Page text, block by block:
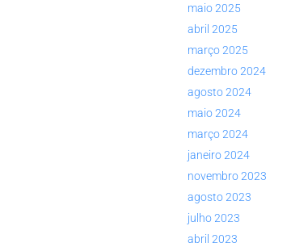
maio 2025
abril 2025
março 2025
dezembro 2024
agosto 2024
maio 2024
março 2024
janeiro 2024
novembro 2023
agosto 2023
julho 2023
abril 2023